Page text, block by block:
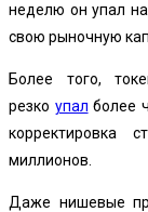
неделю он упал
свою рыночную
Более того,
резко упал более
корректировка
миллионов.
Даже нишевые